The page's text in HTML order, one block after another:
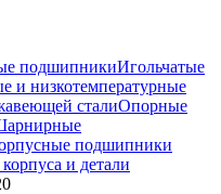
подшипникиИгольчатые
и низкотемпературные
сталиОпорные
подшипники
и детали